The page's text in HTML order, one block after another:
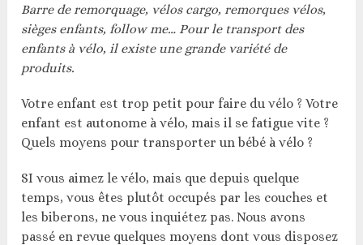
Barre de remorquage, vélos cargo, remorques vélos,
sièges enfants, follow me… Pour le transport des
enfants à vélo, il existe une grande variété de
produits.
Votre enfant est trop petit pour faire du vélo ? Votre
enfant est autonome à vélo, mais il se fatigue vite ?
Quels moyens pour transporter un bébé à vélo ?
SI vous aimez le vélo, mais que depuis quelque
temps, vous êtes plutôt occupés par les couches et
les biberons, ne vous inquiétez pas. Nous avons
passé en revue quelques moyens dont vous disposez